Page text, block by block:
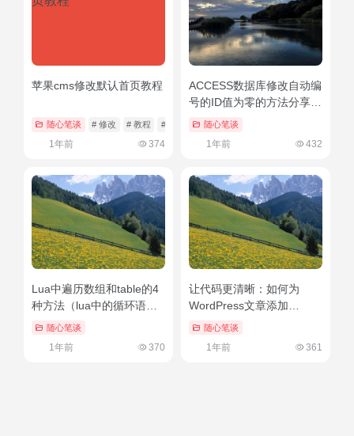
苹果cms修改默认首页教程
随心笔谈 # 修改 # 教程 # 苹果CMS
1年前 374
ACCESS数据库修改自动编
号的ID值为零的方法分享
（access自动编号可以改
随心笔谈
1年前 432
Lua中遍历数组和table的4
种方法（lua中的循环语
句）速看
随心笔谈
1年前 370
让代码更清晰：如何为
WordPress文章添加
CodeColorer代码高亮功能
随心笔谈
1年前 361